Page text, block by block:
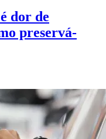
dor de
preservá-